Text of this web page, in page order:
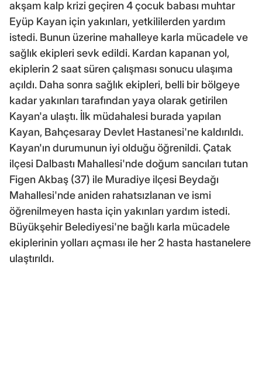
akşam kalp krizi geçiren 4 çocuk babası muhtar
Eyüp Kayan için yakınları, yetkililerden yardım
istedi. Bunun üzerine mahalleye karla mücadele ve
sağlık ekipleri sevk edildi. Kardan kapanan yol,
ekiplerin 2 saat süren çalışması sonucu ulaşıma
açıldı. Daha sonra sağlık ekipleri, belli bir bölgeye
kadar yakınları tarafından yaya olarak getirilen
Kayan'a ulaştı. İlk müdahalesi burada yapılan
Kayan, Bahçesaray Devlet Hastanesi'ne kaldırıldı.
Kayan'ın durumunun iyi olduğu öğrenildi. Çatak
ilçesi Dalbastı Mahallesi'nde doğum sancıları tutan
Figen Akbaş (37) ile Muradiye ilçesi Beydağı
Mahallesi'nde aniden rahatsızlanan ve ismi
öğrenilmeyen hasta için yakınları yardım istedi.
Büyükşehir Belediyesi'ne bağlı karla mücadele
ekiplerinin yolları açması ile her 2 hasta hastanelere
ulaştırıldı.